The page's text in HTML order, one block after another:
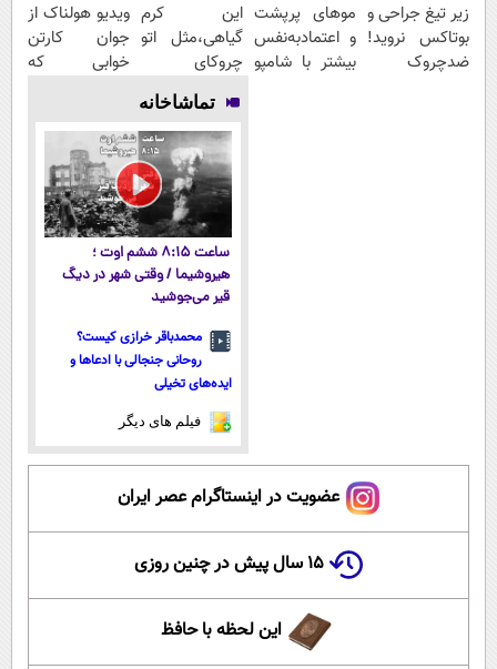
زیر تیغ جراحی و
بوتاکس نروید!
ضدچروک
موهای پرپشت
و اعتمادبه‌نفس
بیشتر با شامپو
این کرم
گیاهی،مثل اتو
چروکای
پوستتوصاف
میکنه!50%تخفیف
ویدیو هولناک از
جوان کارتن
خوابی که
تماشاخانه
ساعت ۸:۱۵ ششم اوت ؛
هیروشیما / وقتی شهر در دیگ
قیر می‌جوشید
محمدباقر خرازی کیست؟
روحانی جنجالی با ادعاها و
ایده‌های تخیلی
فیلم های دیگر
عضویت در اینستاگرام عصر ایران
۱۵ سال پیش در چنین روزی
این لحظه با حافظ